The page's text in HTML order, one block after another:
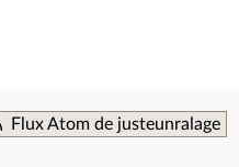
Flux Atom de justeunralage